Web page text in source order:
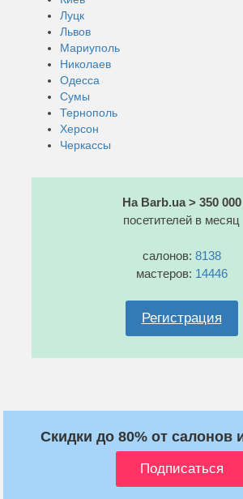
Луцк
Львов
Мариуполь
Николаев
Одесса
Сумы
Тернополь
Херсон
Черкассы
На Barb.ua > 350 000
посетителей в месяц
салонов: 8138
мастеров: 14446
Регистрация
Скидки до 80% от салонов